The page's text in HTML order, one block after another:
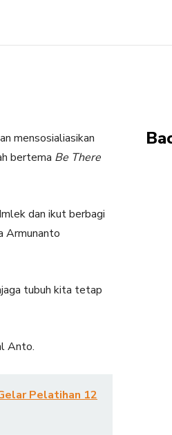
mensosialiasikan
bertema Be There
dan ikut berbagi
Armunanto
tubuh kita tetap
Anto.
Pelatihan 12